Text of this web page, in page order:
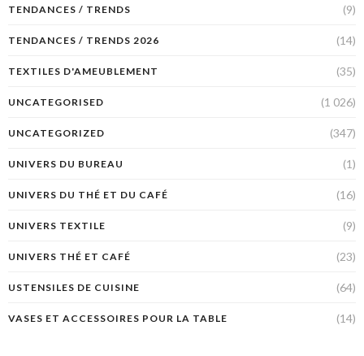
TENDANCES / TRENDS (9)
TENDANCES / TRENDS 2026 (14)
TEXTILES D'AMEUBLEMENT (35)
UNCATEGORISED (1 026)
UNCATEGORIZED (347)
UNIVERS DU BUREAU (1)
UNIVERS DU THÉ ET DU CAFÉ (16)
UNIVERS TEXTILE (9)
UNIVERS THÉ ET CAFÉ (23)
USTENSILES DE CUISINE (64)
VASES ET ACCESSOIRES POUR LA TABLE (14)